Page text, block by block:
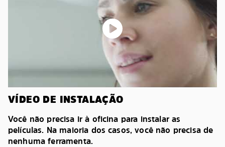
VÍDEO DE INSTALAÇÃO
Você não precisa ir à oficina para instalar as
películas. Na maioria dos casos, você não precisa de
nenhuma ferramenta.